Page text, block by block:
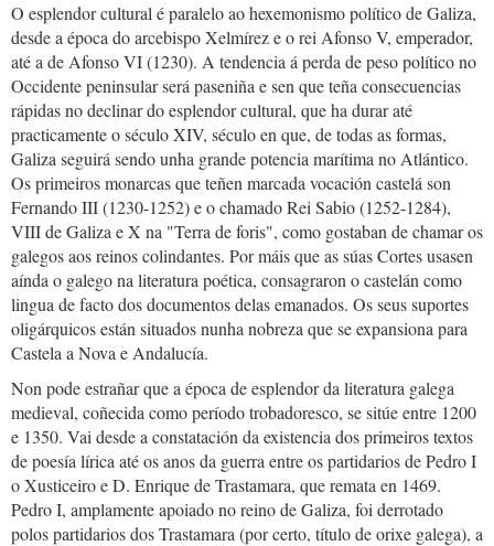
O esplendor cultural é paralelo ao hexemonismo político de Galiza,
desde a época do arcebispo Xelmírez e o rei Afonso V, emperador,
até a de Afonso VI (1230). A tendencia á perda de peso político no
Occidente peninsular será paseniña e sen que teña consecuencias
rápidas no declinar do esplendor cultural, que ha durar até
practicamente o século XIV, século en que, de todas as formas,
Galiza seguirá sendo unha grande potencia marítima no Atlántico.
Os primeiros monarcas que teñen marcada vocación castelá son
Fernando III (1230-1252) e o chamado Rei Sabio (1252-1284),
VIII de Galiza e X na "Terra de foris", como gostaban de chamar os
galegos aos reinos colindantes. Por máis que as súas Cortes usasen
aínda o galego na literatura poética, consagraron o castelán como
lingua de facto dos documentos delas emanados. Os seus suportes
oligárquicos están situados nunha nobreza que se expansiona para
Castela a Nova e Andalucía.
Non pode estrañar que a época de esplendor da literatura galega
medieval, coñecida como período trobadoresco, se sitúe entre 1200
e 1350. Vai desde a constatación da existencia dos primeiros textos
de poesía lírica até os anos da guerra entre os partidarios de Pedro I
o Xusticeiro e D. Enrique de Trastamara, que remata en 1469.
Pedro I, amplamente apoiado no reino de Galiza, foi derrotado
polos partidarios dos Trastamara (por certo, título de orixe galega), a